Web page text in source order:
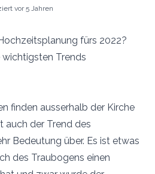
vor 5 Jahren
fürs 2022?
Trends
finden ausserhalb der Kirche
der Trend des
Bedeutung über. Es ist etwas
des Traubogens einen